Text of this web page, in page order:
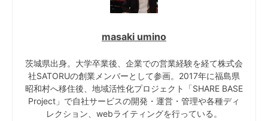
masaki umino
茨城県出身。大学卒業後、企業での営業経験を経て株式会
社SATORUの創業メンバーとして参画。2017年に福島県
昭和村へ移住後、地域活性化プロジェクト「SHARE BASE
Project」で自社サービスの開発・運営・管理や各種ディ
レクション、webライティングを行っている。